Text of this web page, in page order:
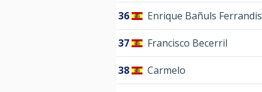
36 Enrique Bañuls Ferrandis
37 Francisco Becerril
38 Carmelo